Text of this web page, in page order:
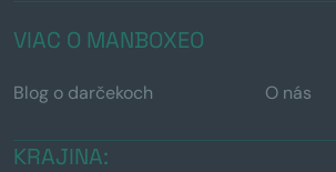
VIAC O MANBOXEO
Blog o darčekoch O nás
KRAJINA: